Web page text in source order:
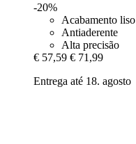
-20%
Acabamento liso
Antiaderente
Alta precisão
€ 57,59 € 71,99
Entrega até 18. agosto